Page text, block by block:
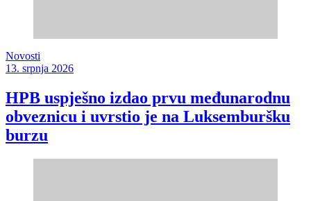
Novosti
13. srpnja 2026
HPB uspješno izdao prvu međunarodnu
obveznicu i uvrstio je na Luksemburšku
burzu